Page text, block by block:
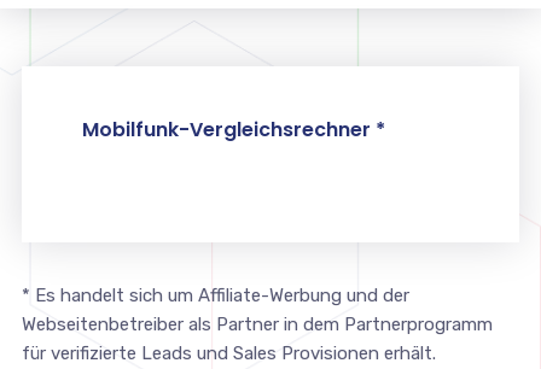
Mobilfunk-Vergleichsrechner *
* Es handelt sich um Affiliate-Werbung und der
Webseitenbetreiber als Partner in dem Partnerprogramm
für verifizierte Leads und Sales Provisionen erhält.